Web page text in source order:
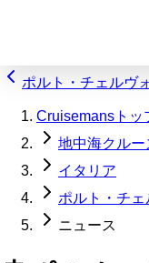
ポルト・チェルヴ
Cruisemansトッ
地中海クルー
イタリア
ポルト・チェ
ニュース